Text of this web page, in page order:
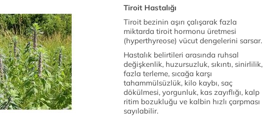
Tiroit Hastalığı
Tiroit bezinin aşırı çalışarak fazla
miktarda tiroit hormonu üretmesi
(hyperthyreose) vücut dengelerini sarsar.
Hastalık belirtileri arasında ruhsal
değişkenlik, huzursuzluk, sıkıntı, sinirlilik,
fazla terleme, sıcağa karşı
tahammülsüzlük, kilo kaybı, saç
dökülmesi, yorgunluk, kas zayıflığı, kalp
ritim bozukluğu ve kalbin hızlı çarpması
sayılabilir.